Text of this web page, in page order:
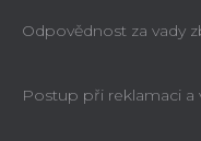
Odpovědnost za vady
Postup při reklamaci a